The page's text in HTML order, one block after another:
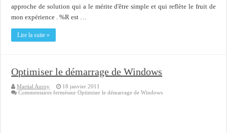
approche de solution qui a le mérite d'être simple et qui reflète le fruit de
mon expérience . %R est …
Lire la suite »
Optimiser le démarrage de Windows
Martial Auroy
18 janvier 2011
Commentaires ferméssur Optimiser le démarrage de Windows